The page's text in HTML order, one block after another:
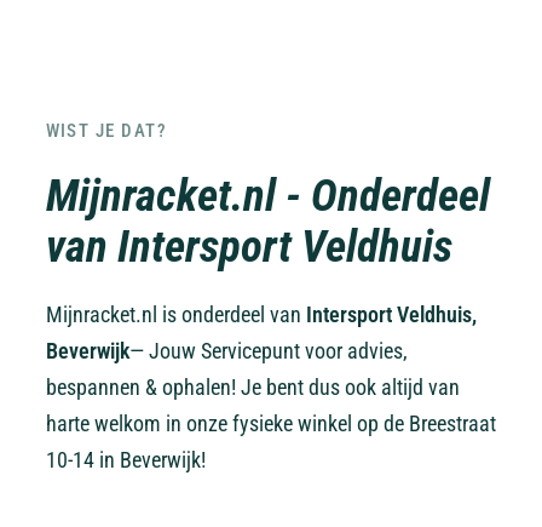
WIST JE DAT?
Mijnracket.nl - Onderdeel
van Intersport Veldhuis
Mijnracket.nl is onderdeel van Intersport Veldhuis,
Beverwijk— Jouw Servicepunt voor advies,
bespannen & ophalen! Je bent dus ook altijd van
harte welkom in onze fysieke winkel op de Breestraat
10-14 in Beverwijk!